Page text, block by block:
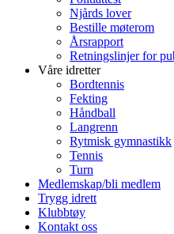
Njårds lover
Bestille møterom
Årsrapport
Retningslinjer for
Våre idretter
Bordtennis
Fekting
Håndball
Langrenn
Rytmisk gymnastikk
Tennis
Turn
Medlemskap/bli medlem
Trygg idrett
Klubbtøy
Kontakt oss